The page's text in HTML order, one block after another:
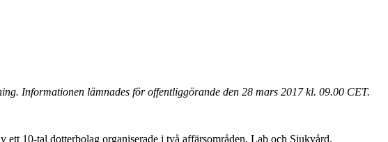
Informationen lämnades för offentliggörande den 28 mars 2017 kl. 09.00 CET.
10-tal dotterbolag organiserade i två affärsområden, Lab och Sjukvård.